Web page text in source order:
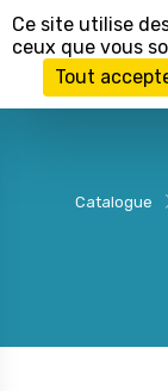
Catalogue
Panneau de
Ce site utilise
ceux que vous
Tout